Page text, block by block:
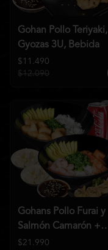
Gohan Pollo Teriyaki,
Gyozas 3U, Bebida
$11.490
$12.090
Gohans Pollo Furai y
Salmón Camarón +
2QC
$21.990